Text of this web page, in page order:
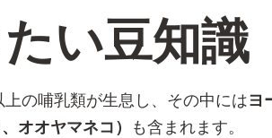
い豆知識
の哺乳類が生息し、その中にはヨ
オオヤマネコ） も含まれます。